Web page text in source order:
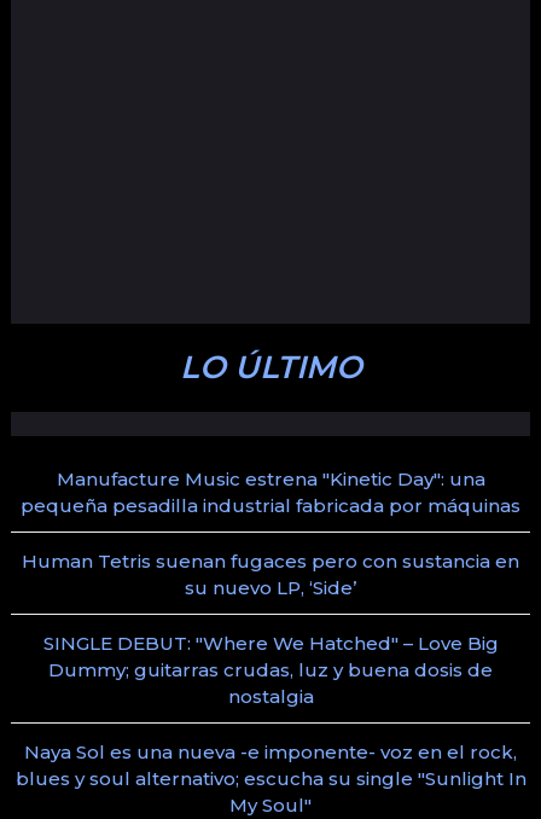
LO ÚLTIMO
Manufacture Music estrena "Kinetic Day": una
pequeña pesadilla industrial fabricada por máquinas
Human Tetris suenan fugaces pero con sustancia en
su nuevo LP, ‘Side’
SINGLE DEBUT: "Where We Hatched" – Love Big
Dummy; guitarras crudas, luz y buena dosis de
nostalgia
Naya Sol es una nueva -e imponente- voz en el rock,
blues y soul alternativo; escucha su single "Sunlight In
My Soul"